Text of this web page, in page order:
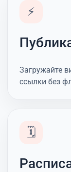
⚡
Загружайте
ссылки без
🗓️